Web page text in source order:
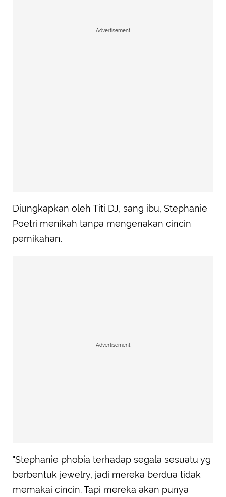
Advertisement
Diungkapkan oleh Titi DJ, sang ibu, Stephanie
Poetri menikah tanpa mengenakan cincin
pernikahan.
Advertisement
"Stephanie phobia terhadap segala sesuatu yg
berbentuk jewelry, jadi mereka berdua tidak
memakai cincin. Tapi mereka akan punya